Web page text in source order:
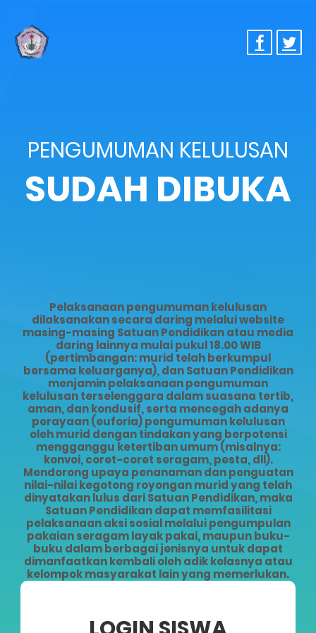
PENGUMUMAN KELULUSAN
SUDAH DIBUKA
Pelaksanaan pengumuman kelulusan
dilaksanakan secara daring melalui website
masing-masing Satuan Pendidikan atau media
daring lainnya mulai pukul 18.00 WIB
(pertimbangan: murid telah berkumpul
bersama keluarganya), dan Satuan Pendidikan
menjamin pelaksanaan pengumuman
kelulusan terselenggara dalam suasana tertib,
aman, dan kondusif, serta mencegah adanya
perayaan (euforia) pengumuman kelulusan
oleh murid dengan tindakan yang berpotensi
mengganggu ketertiban umum (misalnya:
konvoi, coret-coret seragam, pesta, dll).
Mendorong upaya penanaman dan penguatan
nilai-nilai kegotong royongan murid yang telah
dinyatakan lulus dari Satuan Pendidikan, maka
Satuan Pendidikan dapat memfasilitasi
pelaksanaan aksi sosial melalui pengumpulan
pakaian seragam layak pakai, maupun buku-
buku dalam berbagai jenisnya untuk dapat
dimanfaatkan kembali oleh adik kelasnya atau
kelompok masyarakat lain yang memerlukan.